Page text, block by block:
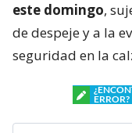
este domingo,
de despeje y a la
seguridad en la
ERROR?